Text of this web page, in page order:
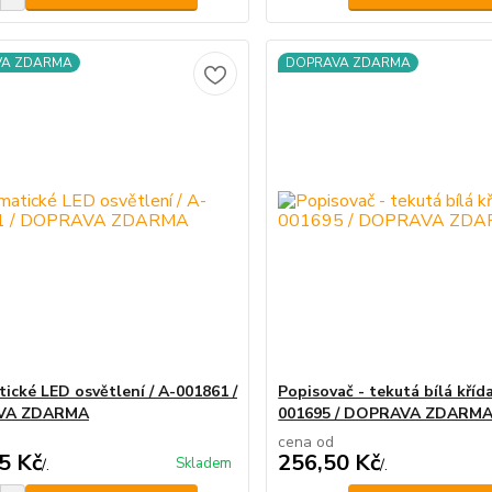
ZDARMA
LED osvětlení / A-001861 /
ZDARMA
Kč/. Skladem
DOPRAVA ZDARMA
Popisovač - tekutá bílá
001695 / DOPRAVA
cena od
256,50 Kč/.